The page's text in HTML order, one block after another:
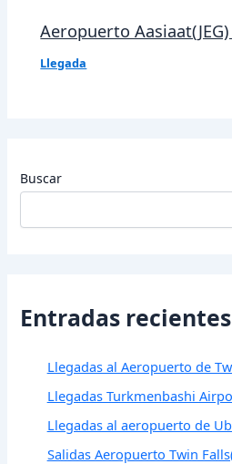
Aeropuerto
Llegada
Buscar
Entradas recientes
Llegadas al Aeropuerto de
Llegadas Turkmenbashi
Llegadas al aeropuerto de
Salidas Aeropuerto Twin